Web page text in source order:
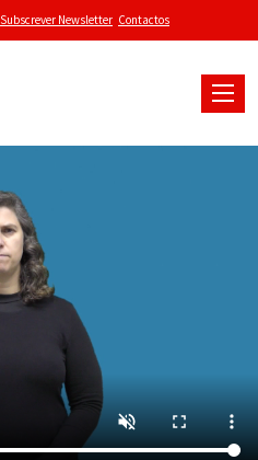
Subscrever Newsletter Contactos
Toggle